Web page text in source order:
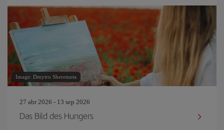
Image: Dmytro Sheremeta
27 abr 2026 - 13 sep 2026
Das Bild des Hungers